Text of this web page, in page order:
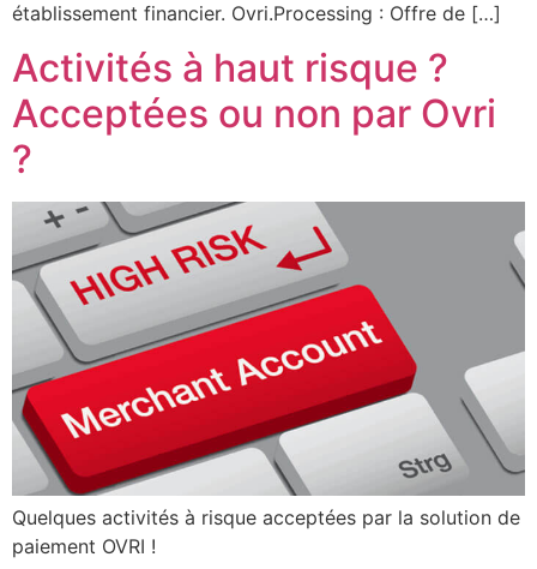
établissement financier. Ovri.Processing : Offre de […]
Activités à haut risque ?
Acceptées ou non par Ovri
?
Quelques activités à risque acceptées par la solution de
paiement OVRI !